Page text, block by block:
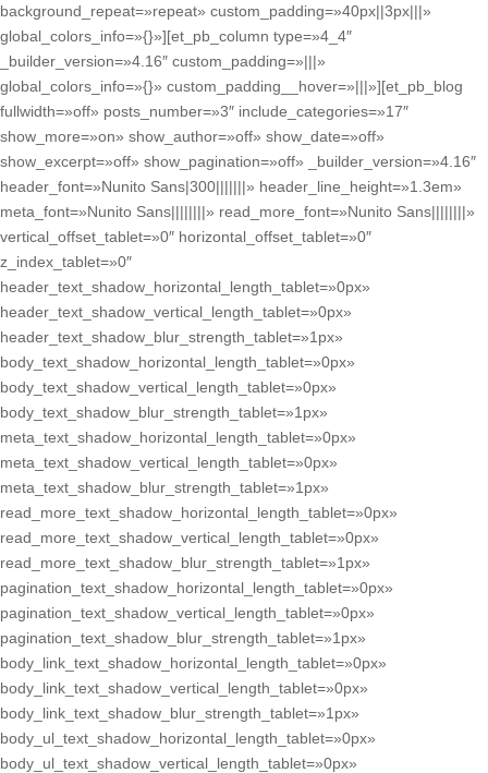
background_repeat=»repeat» custom_padding=»40px||3px|||»
global_colors_info=»{}»][et_pb_column type=»4_4″
_builder_version=»4.16″ custom_padding=»|||»
global_colors_info=»{}» custom_padding__hover=»|||»][et_pb_blog
fullwidth=»off» posts_number=»3″ include_categories=»17″
show_more=»on» show_author=»off» show_date=»off»
show_excerpt=»off» show_pagination=»off» _builder_version=»4.16″
header_font=»Nunito Sans|300|||||||» header_line_height=»1.3em»
meta_font=»Nunito Sans||||||||» read_more_font=»Nunito Sans||||||||»
vertical_offset_tablet=»0″ horizontal_offset_tablet=»0″
z_index_tablet=»0″
header_text_shadow_horizontal_length_tablet=»0px»
header_text_shadow_vertical_length_tablet=»0px»
header_text_shadow_blur_strength_tablet=»1px»
body_text_shadow_horizontal_length_tablet=»0px»
body_text_shadow_vertical_length_tablet=»0px»
body_text_shadow_blur_strength_tablet=»1px»
meta_text_shadow_horizontal_length_tablet=»0px»
meta_text_shadow_vertical_length_tablet=»0px»
meta_text_shadow_blur_strength_tablet=»1px»
read_more_text_shadow_horizontal_length_tablet=»0px»
read_more_text_shadow_vertical_length_tablet=»0px»
read_more_text_shadow_blur_strength_tablet=»1px»
pagination_text_shadow_horizontal_length_tablet=»0px»
pagination_text_shadow_vertical_length_tablet=»0px»
pagination_text_shadow_blur_strength_tablet=»1px»
body_link_text_shadow_horizontal_length_tablet=»0px»
body_link_text_shadow_vertical_length_tablet=»0px»
body_link_text_shadow_blur_strength_tablet=»1px»
body_ul_text_shadow_horizontal_length_tablet=»0px»
body_ul_text_shadow_vertical_length_tablet=»0px»